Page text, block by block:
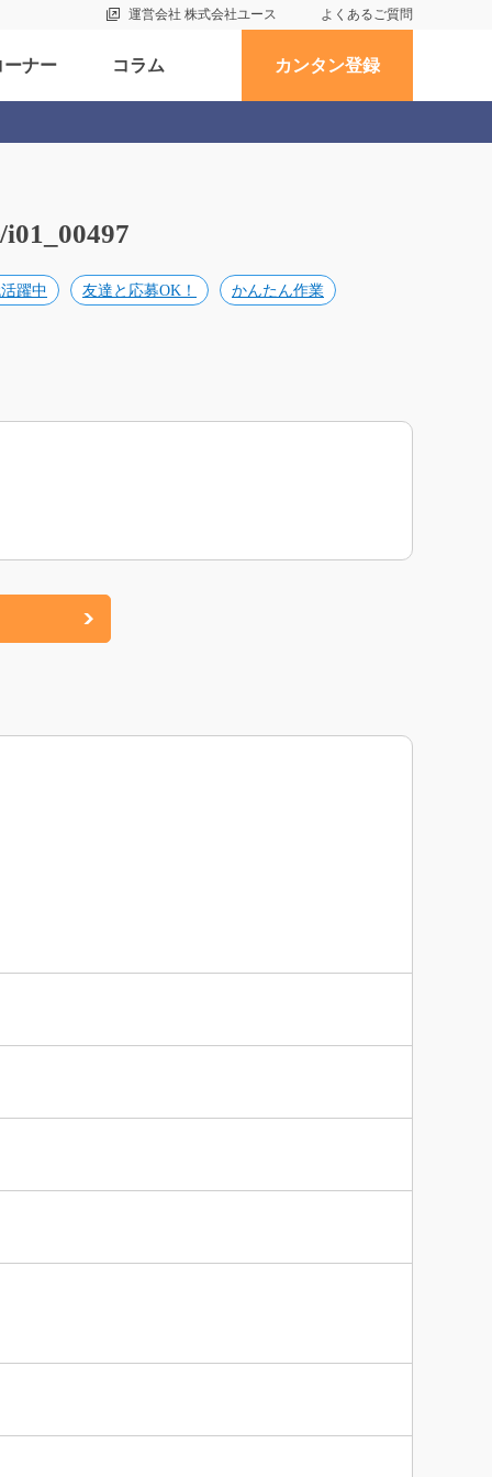
運営会社 株式会社ユース よくあるご質問
ーナー コラム カンタン登録
躍中 友達と応募OK！ かんたん作業